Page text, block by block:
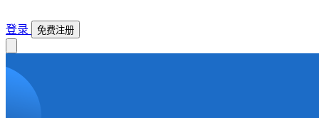
登录 免费注册